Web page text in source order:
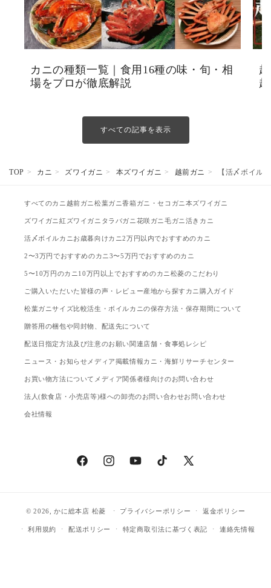
カニの種類一覧｜食用16種の味・旬・相
場をプロが徹底解説
すべての記事を表示
TOP カニ ズワイガニ 本ズワイガニ 越前ガニ 【活〆ボイル
すべてのカニ 越前ガニ松葉ガニ香箱ガニ・セコガニ 本ズワイガニ
ズワイガニ 紅ズワイガニ タラバガニ 花咲ガニ毛ガニ 活きカニ
活〆ボイルカニ お歳暮向けカニ2万円以内でおすすめのカニ
2〜3万円でおすすめのカニ 3〜5万円でおすすめのカニ
5〜10万円のカニ 10万円以上でおすすめのカニ 松菱のこだわり
ご購入いただいた皆様の声・レビュー産地から探すカニ購入ガイド
松葉ガニサイズ比較活生・ボイルカニの保存方法・保存期間について
贈答用の梱包や同封物、配送先について
配送日指定方法及び注意のお願い関連店舗・食事処レシピ
ニュース・お知らせ メディア掲載情報カニ・海鮮リサーチセンター
お買い物方法について メディア関係者様向けのお問い合わせ
法人(飲食店・小売店等)様への卸売のお問い合わせお問い合わせ
会社情報
FacebookInstagramYouTubeTikTok
X
© 2026,かに総本店 松菱 プライバシーポリシー 返金ポリシー
利用規約 配送ポリシー 特定商取引法に基づく表記 連絡先情報